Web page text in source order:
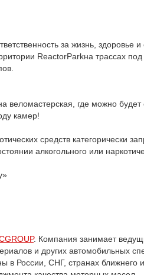
за жизнь, здоровье
ReactorParkна трассах
веломастерская, где можно
камер!
средств категорически
алкогольного или
. Компания занимает
и других автомобильных
в России, СНГ, странах ближнего